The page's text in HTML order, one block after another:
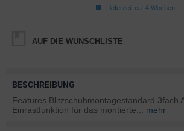
Lieferzeit ca. 4 Wochen
AUF DIE WUNSCHLISTE
BESCHREIBUNG
Features Blitzschuhmontagestandard 3fach
Einrastfunktion für das montierte...
mehr